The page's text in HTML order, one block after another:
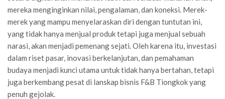
mereka menginginkan nilai, pengalaman, dan koneksi. Merek-
merek yang mampu menyelaraskan diri dengan tuntutan ini,
yang tidak hanya menjual produk tetapi juga menjual sebuah
narasi, akan menjadi pemenang sejati. Oleh karena itu, investasi
dalam riset pasar, inovasi berkelanjutan, dan pemahaman
budaya menjadi kunci utama untuk tidak hanya bertahan, tetapi
juga berkembang pesat di lanskap bisnis F&B Tiongkok yang
penuh gejolak.